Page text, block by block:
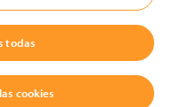
Corporation
– sitios web
todas
cookies